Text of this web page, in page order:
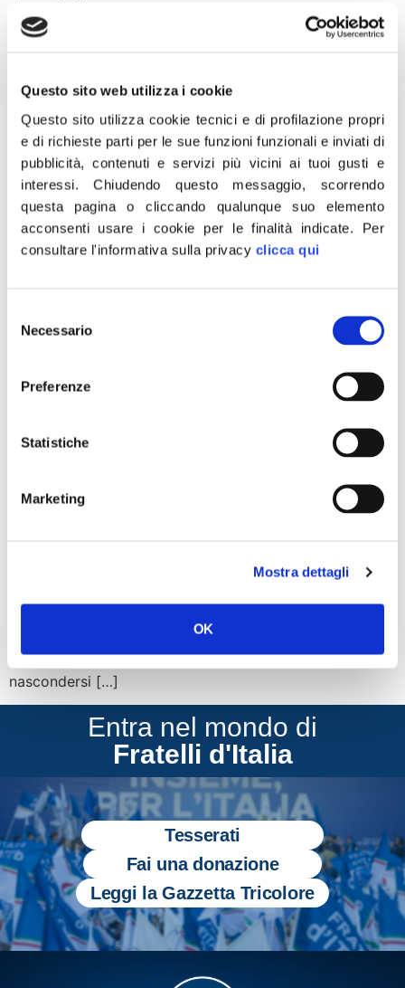
Questo sito web utilizza i cookie
Questo sito utilizza cookie tecnici e di profilazione propri
e di richieste parti per le sue funzioni funzionali e inviati di
pubblicità, contenuti e servizi più vicini ai tuoi gusti e
interessi.Chiudendo questo messaggio, scorrendo
questa pagina o cliccando qualunque suo elemento
acconsenti usare i cookie per le finalità indicate. Per
consultare l'informativa sulla privacy clicca qui
delNecessario
Preferenze
Statistiche
Marketing
Mostra dettagli
OK
Attentato Francia, Meloni:
fossero degni degli uomini
che hanno bloccato il
terrorista sul treno in
Francia saremmo già
intervenuti in Libia
britannico con il loro coraggio hanno impedito una
simbologia in questo episodio: se l’Occidente affronta
con coraggio il terrorismo islamico, a viso aperto, senza
nascondersi […]
Entra nel mondo di
Fratelli d'Italia
Tesserati
Fai una donazione
Leggi la Gazzetta Tricolore